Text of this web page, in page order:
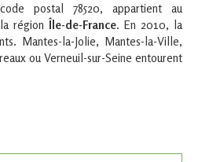
postal 78520, appartient au
région Île-de-France. En 2010, la
Mantes-la-Jolie, Mantes-la-Ville,
ou Verneuil-sur-Seine entourent